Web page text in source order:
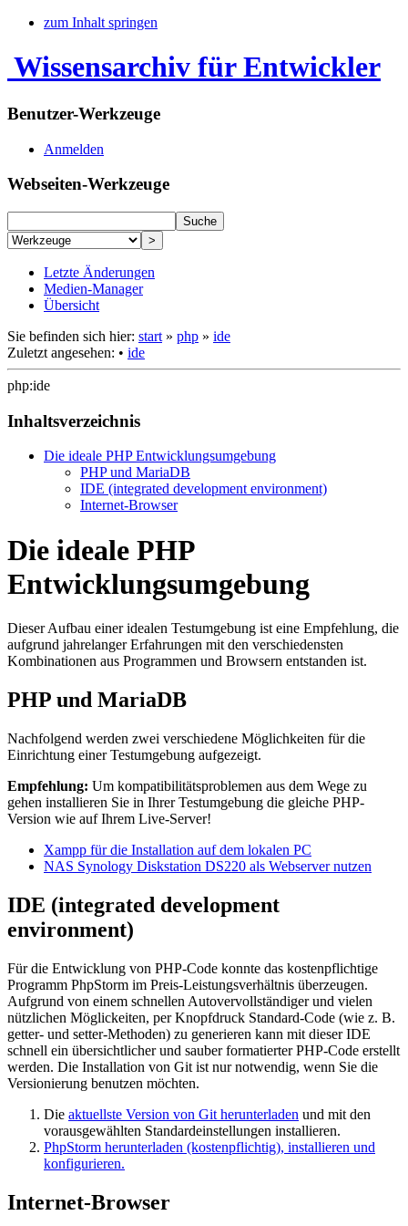
zum Inhalt springen
Wissensarchiv für Entwickler
Benutzer-Werkzeuge
Anmelden
Webseiten-Werkzeuge
Letzte Änderungen
Medien-Manager
Übersicht
Sie befinden sich hier: start » php » ide
Zuletzt angesehen: • ide
php:ide
Inhaltsverzeichnis
Die ideale PHP Entwicklungsumgebung
PHP und MariaDB
IDE (integrated development environment)
Internet-Browser
Die ideale PHP
Entwicklungsumgebung
Dieser Aufbau einer idealen Testumgebung ist eine Empfehlung, die
aufgrund jahrelanger Erfahrungen mit den verschiedensten
Kombinationen aus Programmen und Browsern entstanden ist.
PHP und MariaDB
Nachfolgend werden zwei verschiedene Möglichkeiten für die
Einrichtung einer Testumgebung aufgezeigt.
Empfehlung: Um kompatibilitätsproblemen aus dem Wege zu
gehen installieren Sie in Ihrer Testumgebung die gleiche PHP-
Version wie auf Ihrem Live-Server!
Xampp für die Installation auf dem lokalen PC
NAS Synology Diskstation DS220 als Webserver nutzen
IDE (integrated development
environment)
Für die Entwicklung von PHP-Code konnte das kostenpflichtige
Programm PhpStorm im Preis-Leistungsverhältnis überzeugen.
Aufgrund von einem schnellen Autovervollständiger und vielen
nützlichen Möglickeiten, per Knopfdruck Standard-Code (wie z. B.
getter- und setter-Methoden) zu generieren kann mit dieser IDE
schnell ein übersichtlicher und sauber formatierter PHP-Code erstellt
werden. Die Installation von Git ist nur notwendig, wenn Sie die
Versionierung benutzen möchten.
Die aktuellste Version von Git herunterladen und mit den
vorausgewählten Standardeinstellungen installieren.
PhpStorm herunterladen (kostenpflichtig), installieren und
konfigurieren.
Internet-Browser